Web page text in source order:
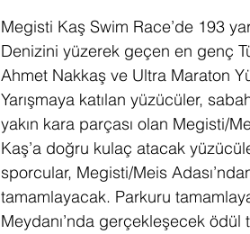
Megisti Kaş Swim Race’de 193
Denizini yüzerek geçen en genç
Ahmet Nakkaş ve Ultra Maraton
Yarışmaya katılan yüzücüler,
yakın kara parçası olan Megisti/
Kaş’a doğru kulaç atacak
sporcular, Megisti/Meis
tamamlayacak. Parkuru
Meydanı’nda gerçekleşecek ödül